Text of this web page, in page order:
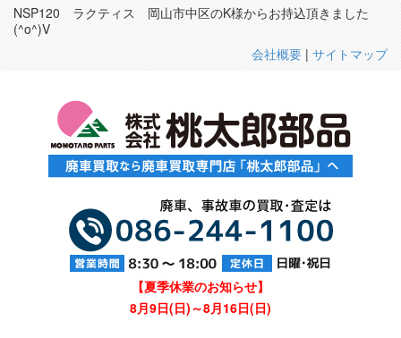
NSP120 ラクティス 岡山市中区のK様からお持込頂きました
(^o^)V
会社概要 | サイトマップ
【夏季休業のお知らせ】
8月9日(日)～8月16日(日)